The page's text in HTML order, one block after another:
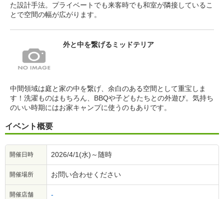
た設計手法。プライベートでも来客時でも和室が隣接しているこ
とで空間の幅が広がります。
外と中を繋げるミッドテリア
中間領域は庭と家の中を繋げ、余白のある空間として重宝しま
す！洗濯ものはもちろん、BBQや子どもたちとの外遊び。気持ち
のいい時期にはお家キャンプに使うのもありです。
イベント概要
開催日時 2026/4/1(水)～随時
開催場所 お問い合わせください
開催店舗 -